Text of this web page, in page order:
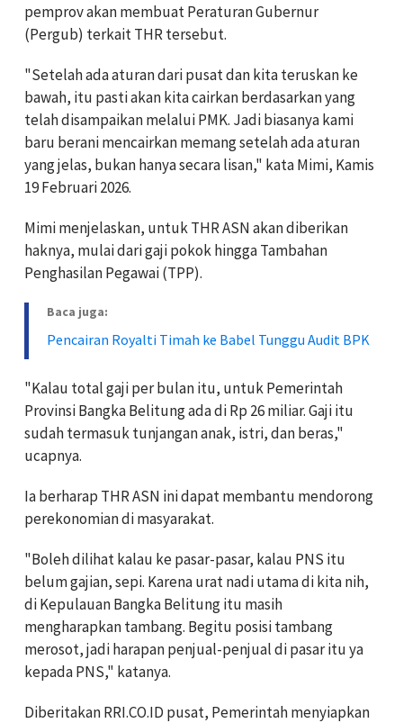
pemprov akan membuat Peraturan Gubernur
(Pergub) terkait THR tersebut.
"Setelah ada aturan dari pusat dan kita teruskan ke
bawah, itu pasti akan kita cairkan berdasarkan yang
telah disampaikan melalui PMK. Jadi biasanya kami
baru berani mencairkan memang setelah ada aturan
yang jelas, bukan hanya secara lisan," kata Mimi, Kamis
19 Februari 2026.
Mimi menjelaskan, untuk THR ASN akan diberikan
haknya, mulai dari gaji pokok hingga Tambahan
Penghasilan Pegawai (TPP).
Baca juga:
Pencairan Royalti Timah ke Babel Tunggu Audit BPK
"Kalau total gaji per bulan itu, untuk Pemerintah
Provinsi Bangka Belitung ada di Rp 26 miliar. Gaji itu
sudah termasuk tunjangan anak, istri, dan beras,"
ucapnya.
Ia berharap THR ASN ini dapat membantu mendorong
perekonomian di masyarakat.
"Boleh dilihat kalau ke pasar-pasar, kalau PNS itu
belum gajian, sepi. Karena urat nadi utama di kita nih,
di Kepulauan Bangka Belitung itu masih
mengharapkan tambang. Begitu posisi tambang
merosot, jadi harapan penjual-penjual di pasar itu ya
kepada PNS," katanya.
Diberitakan RRI.CO.ID pusat, Pemerintah menyiapkan